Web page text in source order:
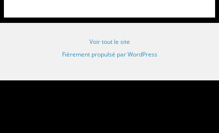
Voir tout le site
Fièrement propulsé par WordPress